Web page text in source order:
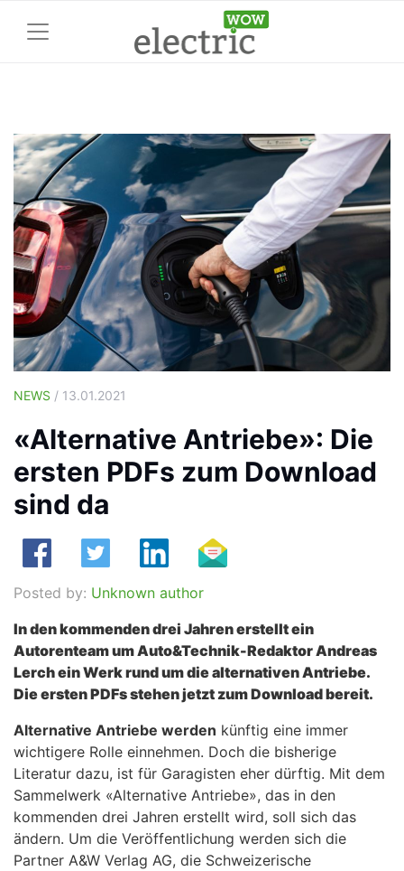
NEWS / 13.01.2021
«Alternative Antriebe»: Die
ersten PDFs zum Download
sind da
Posted by: Unknown author
In den kommenden drei Jahren erstellt ein
Autorenteam um Auto&Technik-Redaktor Andreas
Lerch ein Werk rund um die alternativen Antriebe.
Die ersten PDFs stehen jetzt zum Download bereit.
Alternative Antriebe werden künftig eine immer
wichtigere Rolle einnehmen. Doch die bisherige
Literatur dazu, ist für Garagisten eher dürftig. Mit dem
Sammelwerk «Alternative Antriebe», das in den
kommenden drei Jahren erstellt wird, soll sich das
ändern. Um die Veröffentlichung werden sich die
Partner A&W Verlag AG, die Schweizerische